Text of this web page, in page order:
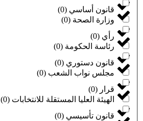
قانون أساسي (
0
)
رأي (
0
)
قانون دستوري (
0
)
قرار (
0
)
قانون تأسيسي (
0
)
وزارة الصحة (
0
)
رئاسة الحكومة (
0
)
مجلس نواب الشعب (
0
)
الهيئة العليا المستقلة للانتخابات (
0
)